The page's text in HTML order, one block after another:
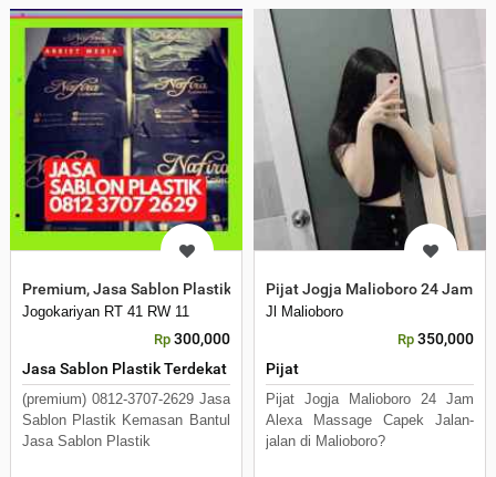
Premium, Jasa Sablon Plastik Kemasan Bantul
Jogokariyan RT 41 RW 11
Rp 300,000
Jasa Sablon Plastik Terdekat
(premium) 0812-3707-2629 Jasa
Sablon Plastik Kemasan Bantul
Jasa Sablon Plastik
Pijat Jogja Malioboro 24 Jam
Jl Malioboro
Rp 350,000
Pijat
Pijat Jogja Malioboro 24 Jam
Alexa Massage Capek Jalan-
jalan di Malioboro?